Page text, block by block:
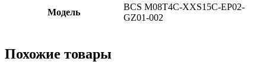
Модель
BCS M08T4C-XXS15C-EP02-
GZ01-002
Похожие товары